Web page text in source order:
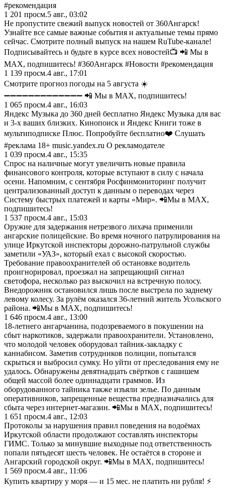
#рекомендация
1 201 просм.5 авг., 03:02
Не пропустите свежий выпуск новостей от 360Ангарск!
Узнайте все самые важные события и актуальные темы прямо
сейчас. Смотрите полный выпуск на нашем RuTube-канале!
Подписывайтесь и будьте в курсе всех новостей📺 📲 Мы в
MAX, подпишитесь! #360Ангарск #Новости #рекомендация
1 139 просм.4 авг., 17:01
Смотрите прогноз погоды на 5 августа ☀️
➖➖➖➖➖➖➖➖➖➖➖➖➖ 📲 Мы в MAX, подпишитесь!
1 065 просм.4 авг., 16:03
Яндекс Музыка до 360 дней бесплатно Яндекс Музыка для вас
и 3-х ваших близких. Кинопоиск и Яндекс Книги тоже в
мультиподписке Плюс. Попробуйте бесплатно❤️ Слушать
#реклама 18+ music.yandex.ru О рекламодателе
1 039 просм.4 авг., 15:35
Спрос на наличные могут увеличить новые правила
финансового контроля, которые вступают в силу с начала
осени. Напомним, с сентября Росфинмониторинг получит
централизованный доступ к данным о переводах через
Систему быстрых платежей и карты «Мир». 📲Мы в MAX,
подпишитесь!
1 537 просм.4 авг., 15:03
Оружие для задержания нетрезвого лихача применили
ангарские полицейские. Во время ночного патрулирования на
улице Иркутской инспекторы дорожно-патрульной службы
заметили «УАЗ», который ехал с высокой скоростью.
Требование правоохранителей об остановке водитель
проигнорировал, проезжал на запрещающий сигнал
светофора, несколько раз выскочил на встречную полосу.
Внедорожник остановился лишь после выстрела по заднему
левому колесу. За рулём оказался 36-летний житель Усольского
района. 📲Мы в MAX, подпишитесь!
1 646 просм.4 авг., 13:00
18-летнего ангарчанина, подозреваемого в покушении на
сбыт наркотиков, задержали правоохранители. Установлено,
что молодой человек оборудовал тайник-закладку с
каннабисом. Заметив сотрудников полиции, попытался
скрыться и выбросил сумку. Но уйти от преследования ему не
удалось. Обнаружены девятнадцать свёртков с гашишем
общей массой более одиннадцати граммов. Из
оборудованного тайника также изъяли зелье. По данным
оперативников, запрещенные вещества предназначались для
сбыта через интернет-магазин. 📲Мы в MAX, подпишитесь!
1 651 просм.4 авг., 12:03
Протоколы за нарушения правил поведения на водоёмах
Иркутской области продолжают составлять инспекторы
ГИМС. Только за минувшие выходные под ответственность
попали пятьдесят шесть человек. Не остаётся в стороне и
Ангарский городской округ. 📲Мы в MAX, подпишитесь!
1 569 просм.4 авг., 11:06
Купить квартиру у моря — и 15 мес. не платить ни рубля! ⚡